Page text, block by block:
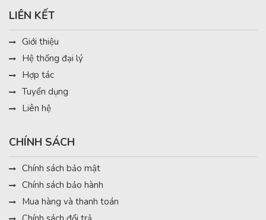
LIÊN KẾT
Giới thiệu
Hệ thống đại lý
Hợp tác
Tuyển dụng
Liên hệ
CHÍNH SÁCH
Chính sách bảo mật
Chính sách bảo hành
Mua hàng và thanh toán